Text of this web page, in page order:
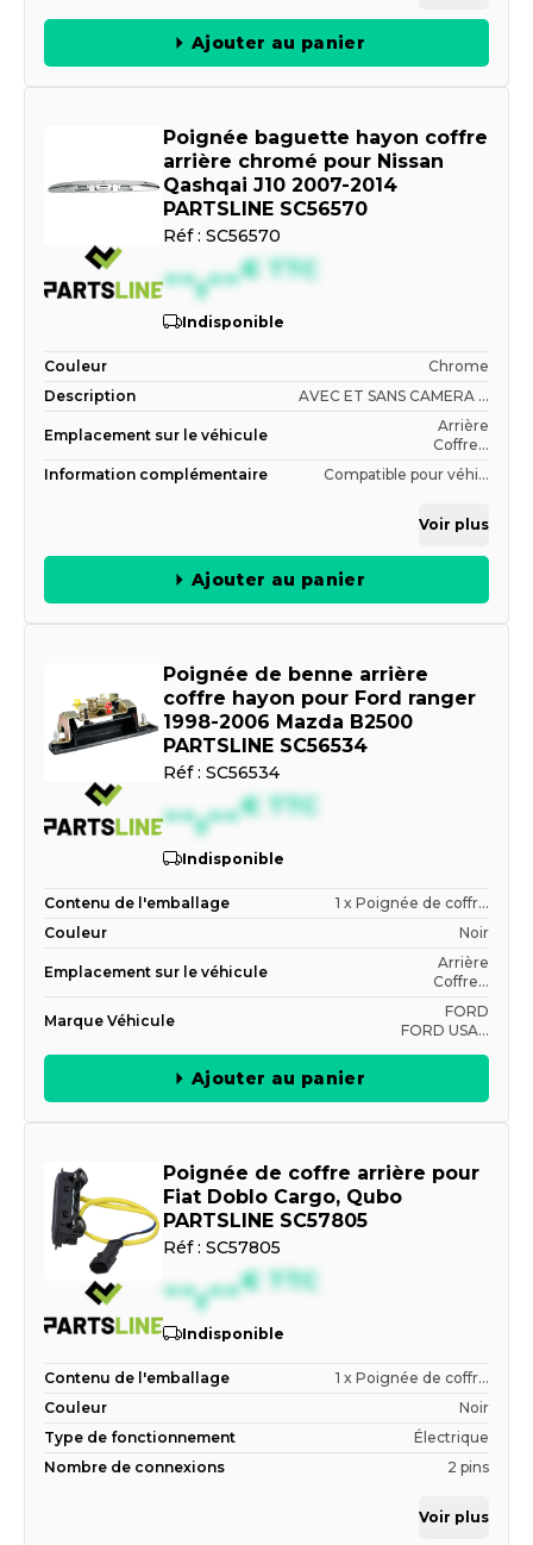
Ajouter au panier
Poignée baguette hayon coffre
arrière chromé pour Nissan
Qashqai J10 2007-2014
PARTSLINE SC56570
Réf : SC56570
--,--€ TTC
Indisponible
Couleur
Chrome
Description
AVEC ET SANS CAMERA ...
Emplacement sur le véhicule
Arrière
Coffre...
Information complémentaire
Compatible pour véhi...
Voir plus
Ajouter au panier
Poignée de benne arrière
coffre hayon pour Ford ranger
1998-2006 Mazda B2500
PARTSLINE SC56534
Réf : SC56534
--,--€ TTC
Indisponible
Contenu de l'emballage
1 x Poignée de coffr...
Couleur
Noir
Emplacement sur le véhicule
Arrière
Coffre...
Marque Véhicule
FORD
FORD USA...
Ajouter au panier
Poignée de coffre arrière pour
Fiat Doblo Cargo, Qubo
PARTSLINE SC57805
Réf : SC57805
--,--€ TTC
Indisponible
Contenu de l'emballage
1 x Poignée de coffr...
Couleur
Noir
Type de fonctionnement
Électrique
Nombre de connexions
2 pins
Voir plus